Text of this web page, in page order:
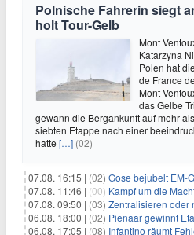
Polnische Fahrerin siegt
holt Tour-Gelb
Mont
Katarzyna
Polen hat
de France
Mont
das Gelbe
gewann die Bergankunft auf mehr
siebten Etappe nach einer
hatte […] (02)
07.08. 16:15 | (02) Gose bejubelt EM-Gold
07.08. 11:46 | (00) Kampf um die Macht:
07.08. 09:50 | (03) Zentralisieren oder
06.08. 18:00 | (02) Pienaar gewinnt
06.08. 17:05 | (08) Infantino räumt Fehler